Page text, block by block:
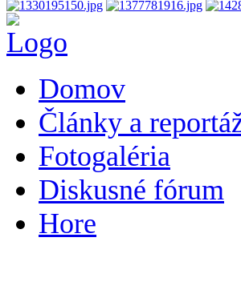
Domov
Články a
Fotogaléria
Diskusné fórum
Hore